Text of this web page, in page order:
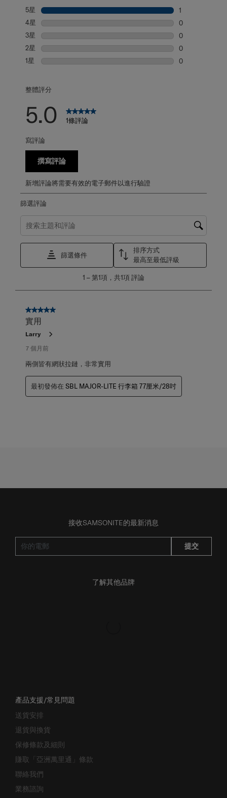
5星 星級
1
1 個評論帶有 5
4星 星級
0
0 個評論帶有 4
3星 星級
0
0 個評論帶有 3
2星 星級
0
0 個評論帶有 2
1星 星級
0
整體評分
5.0 1條評論
寫評論
撰寫評論
新增評論將需要有效的電子郵件以進行驗證
篩選評論
搜尋主題和評論搜尋區域
篩選條件
排序方式
最高至最低評級
第
項，
1 –第1項，共1項評論
5星，共5星。
實用
Larry
7 個月前
兩側皆有網狀拉鏈，非常實用
最初發佈在 SBL MAJOR-LITE 行李箱 77厘米/28吋
接收SAMSONITE的最新消息
提交
了解其他品牌
產品支援/常見問題
送貨安排
退貨與換貨
保修條款及細則
賺取「亞洲萬里通」條款
聯絡我們
業務諮詢